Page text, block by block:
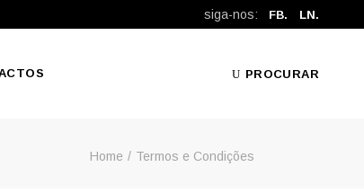
siga-nos: FB. LN.
PROCURAR
Home Termos e Condições